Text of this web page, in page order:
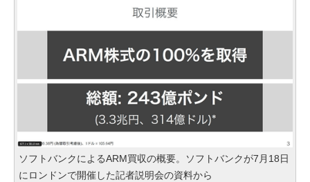
ソフトバンクによるARM買収の概要。ソフトバンクが7月18日
にロンドンで開催した記者説明会の資料から